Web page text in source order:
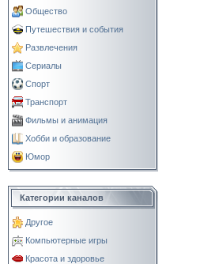
Общество
Путешествия и события
Развлечения
Сериалы
Спорт
Транспорт
Фильмы и анимация
Хобби и образование
Юмор
Категории каналов
Другое
Компьютерные игры
Красота и здоровье